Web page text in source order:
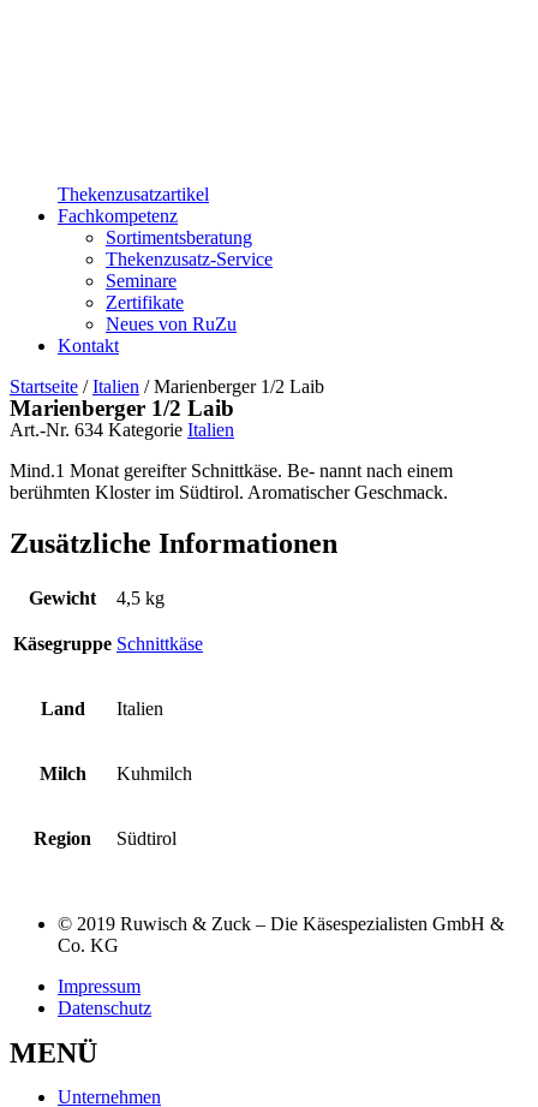
Thekenzusatzartikel
Fachkompetenz
Sortimentsberatung
Thekenzusatz-Service
Seminare
Zertifikate
Neues von RuZu
Kontakt
Startseite /Italien / Marienberger 1/2 Laib
Marienberger 1/2 Laib
Art.-Nr. 634 Kategorie Italien
Mind.1 Monat gereifter Schnittkäse. Be- nannt nach einem
berühmten Kloster im Südtirol. Aromatischer Geschmack.
Zusätzliche Informationen
Gewicht 4,5 kg
Käsegruppe Schnittkäse
Land Italien
Milch Kuhmilch
Region Südtirol
© 2019 Ruwisch & Zuck – Die Käsespezialisten GmbH &
Co. KG
Impressum
Datenschutz
MENÜ
Unternehmen